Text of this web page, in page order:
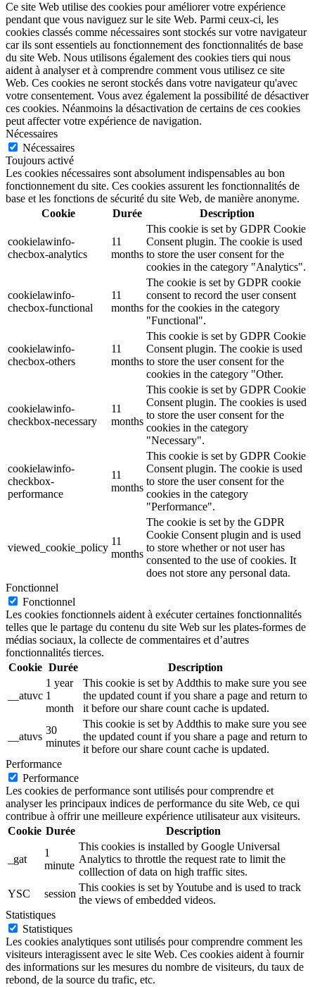
Ce site Web utilise des cookies pour améliorer votre expérience
pendant que vous naviguez sur le site Web. Parmi ceux-ci, les
cookies classés comme nécessaires sont stockés sur votre navigateur
car ils sont essentiels au fonctionnement des fonctionnalités de base
du site Web. Nous utilisons également des cookies tiers qui nous
aident à analyser et à comprendre comment vous utilisez ce site
Web. Ces cookies ne seront stockés dans votre navigateur qu'avec
votre consentement. Vous avez également la possibilité de désactiver
ces cookies. Néanmoins la désactivation de certains de ces cookies
peut affecter votre expérience de navigation.
Nécessaires
Nécessaires
Toujours activé
Les cookies nécessaires sont absolument indispensables au bon
fonctionnement du site. Ces cookies assurent les fonctionnalités de
base et les fonctions de sécurité du site Web, de manière anonyme.
Cookie
Durée Description
cookielawinfo-
checbox-analytics
11
months
This cookie is set by GDPR Cookie
Consent plugin. The cookie is used
to store the user consent for the
cookies in the category "Analytics".
cookielawinfo-
checbox-functional
11
months
The cookie is set by GDPR cookie
consent to record the user consent
for the cookies in the category
"Functional".
cookielawinfo-
checbox-others
11
months
This cookie is set by GDPR Cookie
Consent plugin. The cookie is used
to store the user consent for the
cookies in the category "Other.
cookielawinfo-
checkbox-necessary
11
months
This cookie is set by GDPR Cookie
Consent plugin. The cookies is used
to store the user consent for the
cookies in the category
"Necessary".
cookielawinfo-
checkbox-
performance
11
months
This cookie is set by GDPR Cookie
Consent plugin. The cookie is used
to store the user consent for the
cookies in the category
"Performance".
viewed_cookie_policy
11
months
The cookie is set by the GDPR
Cookie Consent plugin and is used
to store whether or not user has
consented to the use of cookies. It
does not store any personal data.
Fonctionnel
Fonctionnel
Les cookies fonctionnels aident à exécuter certaines fonctionnalités
telles que le partage du contenu du site Web sur les plates-formes de
médias sociaux, la collecte de commentaires et d’autres
fonctionnalités tierces.
Cookie Durée Description
__atuvc
1 year
1
month
This cookie is set by Addthis to make sure you see
the updated count if you share a page and return to
it before our share count cache is updated.
__atuvs
30
minutes
This cookie is set by Addthis to make sure you see
the updated count if you share a page and return to
it before our share count cache is updated.
Performance
Performance
Les cookies de performance sont utilisés pour comprendre et
analyser les principaux indices de performance du site Web, ce qui
contribue à offrir une meilleure expérience utilisateur aux visiteurs.
Cookie Durée Description
_gat
1
minute
This cookies is installed by Google Universal
Analytics to throttle the request rate to limit the
colllection of data on high traffic sites.
YSC
session
This cookies is set by Youtube and is used to track
the views of embedded videos.
Statistiques
Statistiques
Les cookies analytiques sont utilisés pour comprendre comment les
visiteurs interagissent avec le site Web. Ces cookies aident à fournir
des informations sur les mesures du nombre de visiteurs, du taux de
rebond, de la source du trafic, etc.